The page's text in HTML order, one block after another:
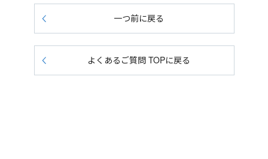
一つ前に戻る
よくあるご質問 TOPに戻る